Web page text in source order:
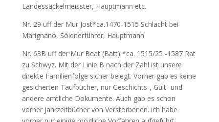
Landessäckelmeisster, Hauptmann etc.
Nr. 29 uff der Mur Jost*ca.1470-1515 Schlacht bei
Marignano, Söldnerführer, Hauptmann
Nr. 63B uff der Mur Beat (Batt) *ca. 1515/25 -1587 Rat
zu Schwyz. Mit der Linie B nach der Zahl ist unsere
direkte Familienfolge sicher belegt. Vorher gab es keine
gesicherten Taufbücher, nur Geschichts-, Gült- und
andere amtliche Dokumente. Auch gab es schon
vorher Jahrzeitbücher von Verstorbenen. ich habe